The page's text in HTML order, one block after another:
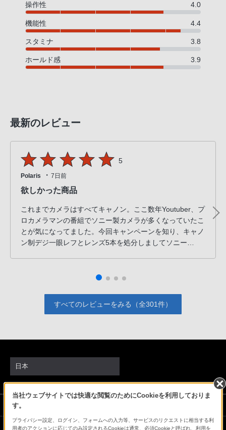
操作性 4.0
機能性 4.4
スタミナ 3.8
ホールド感 3.9
最新のレビュー
5
Polaris ・ 7日前
欲しかった商品
これまでカメラはすべてキャノン。ここ数年Youtuber、プ
ロカメラマンの番組でソニー製カメラが多くなっていたこ
とが気になってました。今回キャンペーンを知り、キャノ
ン制デジ一眼レフとレンズ5本を処分しましてソニー
すべてのレビューをみる（全301件）
当社ウェブサイトでは快適な閲覧のためにCookieを利用しておりま
す。
プライバシー設定、ログイン、フォームへの入力等、サービスのリクエストに相当する利
用者のアクションに応じてのみ設定されるCookieは通常、必須Cookieと呼ばれ、利用を
日本
ソニーストアでのお買い物にあたって